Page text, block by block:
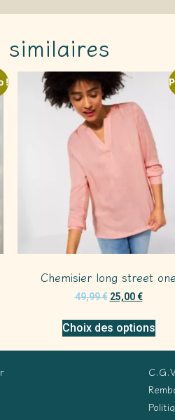
!
Chemisier long street one
49,99€ 25,00€
Choix des options